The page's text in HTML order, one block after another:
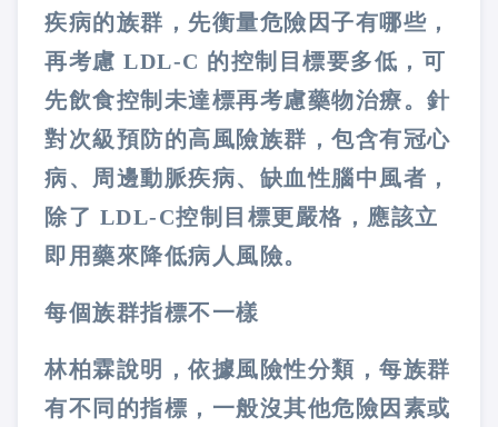
疾病的族群，先衡量危險因子有哪些，
再考慮 LDL-C 的控制目標要多低，可
先飲食控制未達標再考慮藥物治療。針
對次級預防的高風險族群，包含有冠心
病、周邊動脈疾病、缺血性腦中風者，
除了 LDL-C控制目標更嚴格，應該立
即用藥來降低病人風險。
每個族群指標不一樣
林柏霖說明，依據風險性分類，每族群
有不同的指標，一般沒其他危險因素或